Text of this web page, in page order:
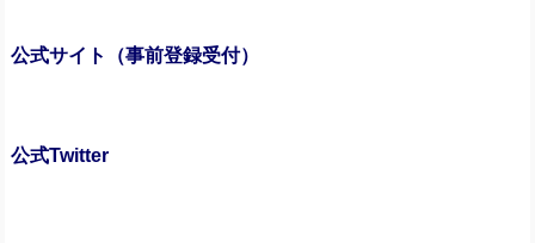
公式サイト（事前登録受付）
公式Twitter